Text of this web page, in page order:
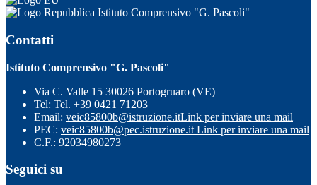
Istituto Comprensivo "G. Pascoli"
Contatti
Istituto Comprensivo "G. Pascoli"
Via C. Valle 15 30026 Portogruaro (VE)
Tel: Tel. +39 0421 71203
Email: veic85800b@istruzione.itLink per inviare una mail
PEC: veic85800b@pec.istruzione.it Link per inviare una mail
C.F.: 92034980273
Seguici su